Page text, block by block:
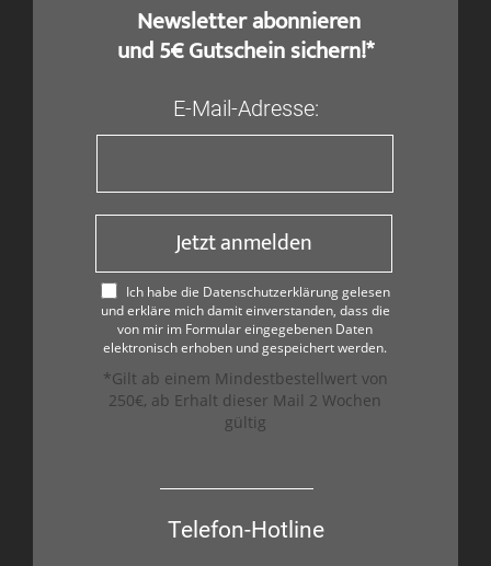
​ Newsletter abonnieren
und 5€ Gutschein sichern!*
E-Mail-Adresse:
Jetzt anmelden
Ich habe die Datenschutzerklärung gelesen
und erkläre mich damit einverstanden, dass die
von mir im Formular eingegebenen Daten
elektronisch erhoben und gespeichert werden.
*Gilt ab einem Mindestbestellwert von
250€, ab Erhalt dieser Mail 2 Wochen
gültig
Telefon-Hotline